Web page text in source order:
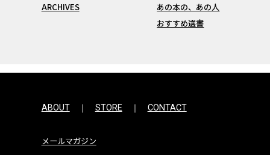
ARCHIVES
あの本の、あの人
おすすめ選書
ABOUT STORE CONTACT
メールマガジン